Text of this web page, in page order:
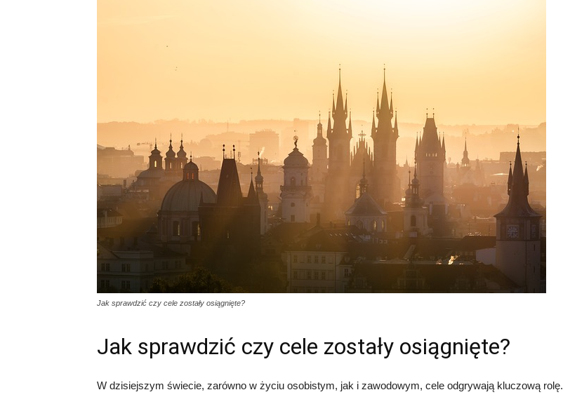
Jak sprawdzić czy cele zostały osiągnięte?
Jak sprawdzić czy cele zostały osiągnięte?
W dzisiejszym świecie, zarówno w życiu osobistym, jak i zawodowym, cele odgrywają kluczową rolę.